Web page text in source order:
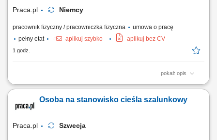
Praca.pl Niemcy
pracownik fizyczny / pracowniczka fizyczna
umowa o pracę
pełny etat
aplikuj szybko aplikuj bez CV
1 godz.
pokaż opis
Opis stanowiska: Kompleksowy montaż oraz demontaż systemów
Prowadzenie prac instalacyjnych bezpośrednio na ciągach
rurociągowych, instalacjach technicznych oraz zbiornikach
Osoba na stanowisko cieśla szalunkowy
Praca.pl Szwecja